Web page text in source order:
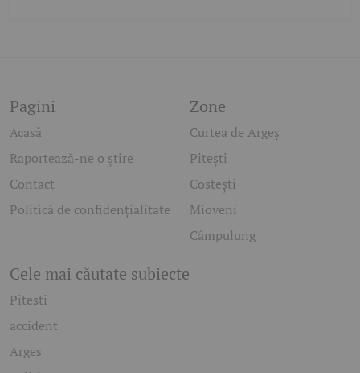
Pagini
Acasă
Raportează-ne o știre
Contact
Politică de confidențialitate
Zone
Curtea de Argeș
Pitești
Costești
Mioveni
Câmpulung
Cele mai căutate subiecte
Pitesti
accident
Arges